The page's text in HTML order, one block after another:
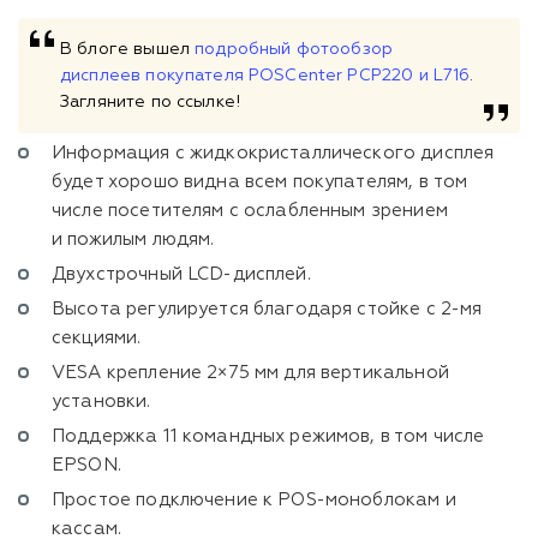
В блоге вышел подробный фотообзор
дисплеев покупателя POSCenter PCP220 и L716.
Загляните по ссылке!
Информация с жидкокристаллического дисплея
будет хорошо видна всем покупателям, в том
числе посетителям с ослабленным зрением
и пожилым людям.
Двухстрочный LCD-дисплей.
Высота регулируется благодаря стойке с 2-мя
секциями.
VESA крепление 2×75 мм для вертикальной
установки.
Поддержка 11 командных режимов, в том числе
EPSON.
Простое подключение к POS-моноблокам и
кассам.